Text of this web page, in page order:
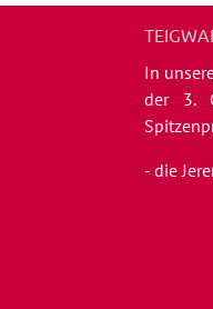
In
der 3.
- die